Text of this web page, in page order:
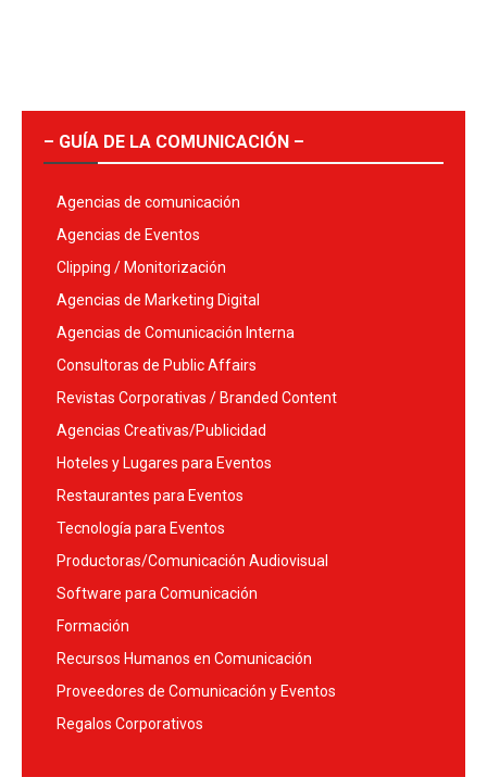
– GUÍA DE LA COMUNICACIÓN –
Agencias de comunicación
Agencias de Eventos
Clipping / Monitorización
Agencias de Marketing Digital
Agencias de Comunicación Interna
Consultoras de Public Affairs
Revistas Corporativas / Branded Content
Agencias Creativas/Publicidad
Hoteles y Lugares para Eventos
Restaurantes para Eventos
Tecnología para Eventos
Productoras/Comunicación Audiovisual
Software para Comunicación
Formación
Recursos Humanos en Comunicación
Proveedores de Comunicación y Eventos
Regalos Corporativos